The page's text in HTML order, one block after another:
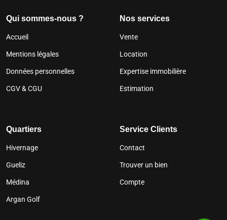
Qui sommes-nous ?
Accueil
Mentions légales
Données personnelles
CGV & CGU
Nos services
Vente
Location
Expertise immobilière
Estimation
Quartiers
Hivernage
Gueliz
Médina
Argan Golf
Service Clients
Contact
Trouver un bien
Compte